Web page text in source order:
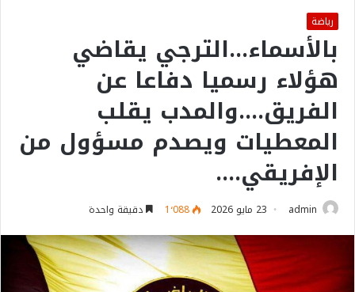
رياضة
بالأسماء…الترجي يقاضي
هؤلاء رسميا دفاعا عن
الفريق….والمدب يقلب
المعطيات ويصدم مسؤول من
الإفريقي….
admin 23 مايو 2026 1٬088 دقيقة واحدة